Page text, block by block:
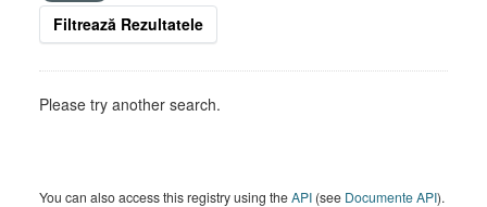
Filtrează Rezultatele
Please try another search.
You can also access this registry using theAPI (see Documente API).